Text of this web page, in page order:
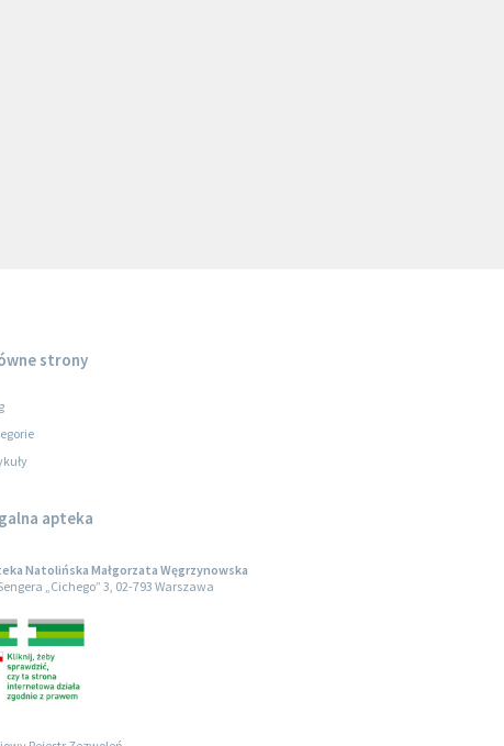
strony
apteka
Natolińska Małgorzata Węgrzynowska
„Cichego” 3, 02-793 Warszawa